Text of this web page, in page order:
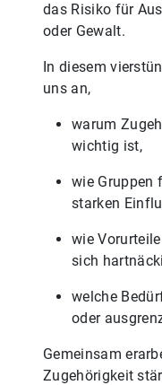
das Risiko für
oder Gewalt.
In diesem
uns an,
warum
wichtig ist,
wie Gruppen
starken
wie
sich
welche
oder
Gemeinsam
Zugehörigkeit